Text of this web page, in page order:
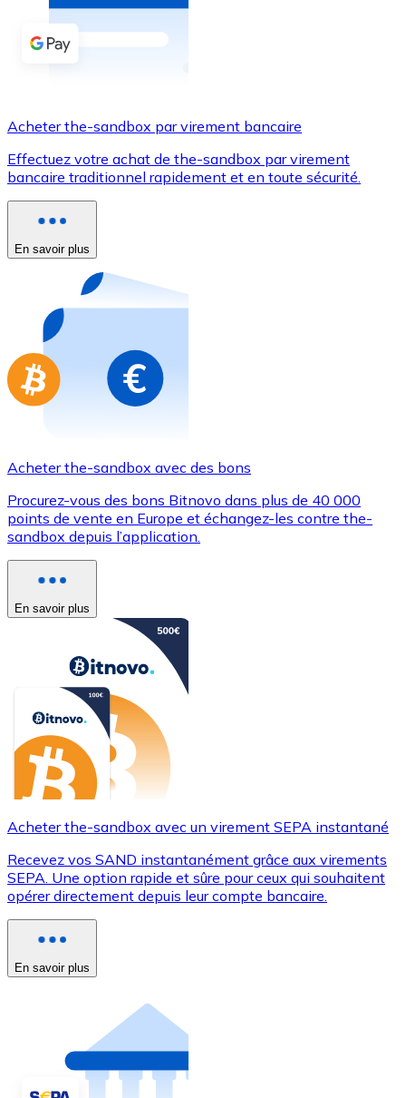
Acheter avec espèces
Virement SEPA
Utilisez les cartes Visa et Mastercard pour acheter
Acheter avec carte
Nouveau
Achetez des cartes-cadeaux de vos marques
Aller à la boutique de cartes-cadeaux
Acheter the-sandbox par virement bancaire
Effectuez votre achat de the-sandbox par virement
bancaire traditionnel rapidement et en toute sécurité.
En savoir plus
Acheter the-sandbox avec des bons
Procurez-vous des bons Bitnovo dans plus de 40 000
points de vente en Europe et échangez-les contre the-
sandbox depuis l’application.
En savoir plus
Acheter the-sandbox avec un virement SEPA instantané
Recevez vos SAND instantanément grâce aux virements
SEPA. Une option rapide et sûre pour ceux qui souhaitent
opérer directement depuis leur compte bancaire.
En savoir plus